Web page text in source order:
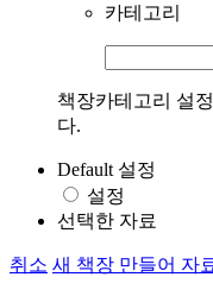
카테고리
책장카테고리 설
다.
Default 설정
설정
선택한 자료
취소 새 책장 만들어 자